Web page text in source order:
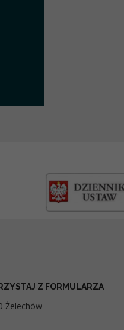
Z FORMULARZA
Żelechów